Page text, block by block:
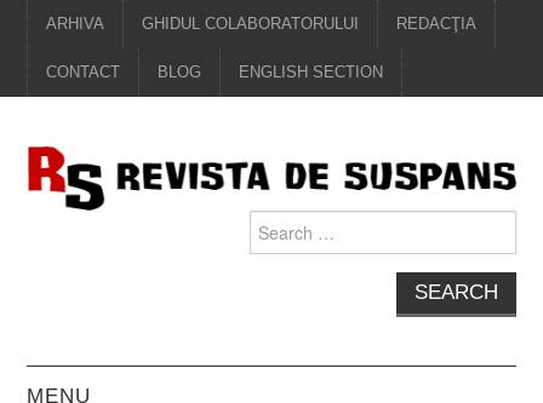
ARHIVA GHIDUL COLABORATORULUI REDACŢIA
CONTACT BLOG ENGLISH SECTION
for:
MENU